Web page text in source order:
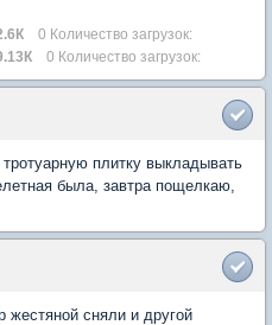
0 Количество загрузок:
0 Количество загрузок:
плитку выкладывать
была, завтра пощелкаю,
сняли и другой